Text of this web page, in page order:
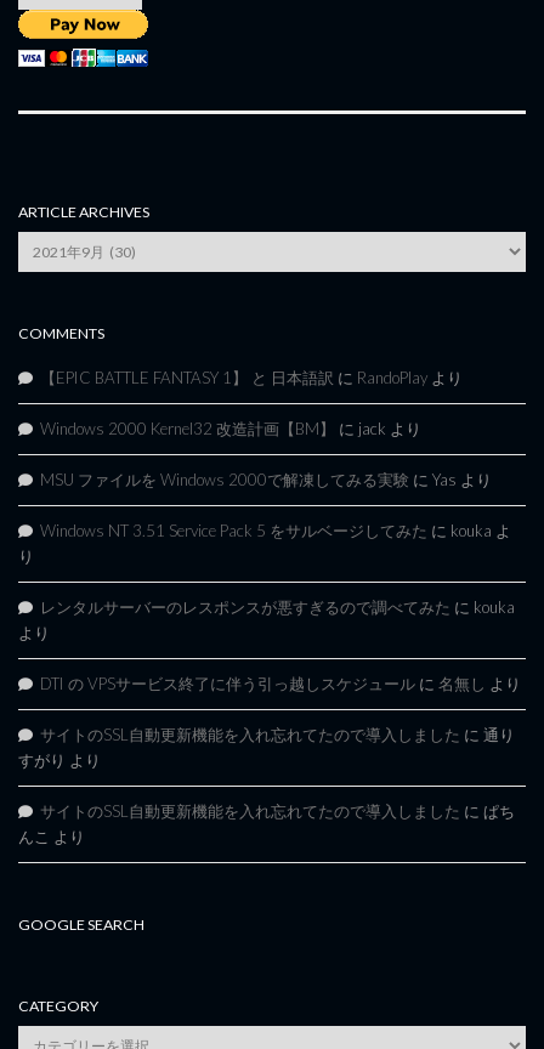
ARTICLE ARCHIVES
Archives
COMMENTS
【EPIC BATTLE FANTASY 1】 と 日本語訳 に RandoPlay より
Windows 2000 Kernel32 改造計画【BM】 に jack より
MSU ファイルを Windows 2000で解凍してみる実験 に Yas より
Windows NT 3.51 Service Pack 5 をサルベージしてみた に kouka よ
り
レンタルサーバーのレスポンスが悪すぎるので調べてみた に kouka
より
DTI の VPSサービス終了に伴う引っ越しスケジュール に 名無し より
サイトのSSL自動更新機能を入れ忘れてたので導入しました に 通り
すがり より
サイトのSSL自動更新機能を入れ忘れてたので導入しました に ぱち
んこ より
GOOGLE SEARCH
CATEGORY
category